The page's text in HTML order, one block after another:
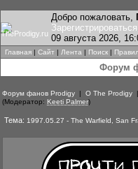
Добро пожаловать,
Зарегистрироваться
09 августа 2026,
Главная | Сайт | Лента | Поиск |
Форум
Форум фанов Prodigy | О The Prodigy
(Модератор: Keeti Palmer)
Тема: 1997.05.27 - The Warfield, San